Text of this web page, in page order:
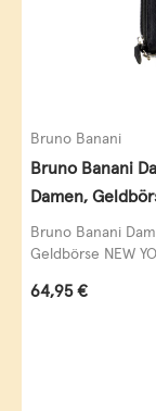
Bruno Banani
Bruno Banani
Damen,
schwarz
Bruno Banani
Geldbörse NEW
Regulärer Preis:
64,95 €